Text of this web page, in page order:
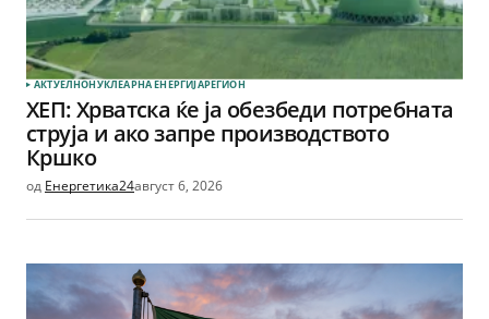
АКТУЕЛНОНУКЛЕАРНА ЕНЕРГИЈАРЕГИОН
ХЕП: Хрватска ќе ја обезбеди потребната
струја и ако запре производството
Кршко
од Енергетика24август 6, 2026